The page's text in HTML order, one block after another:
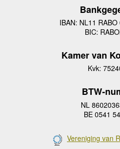
IBAN: NL11
BIC:
Kamer van
Kvk:
BTW-
NL
BE 0541
Vereniging van